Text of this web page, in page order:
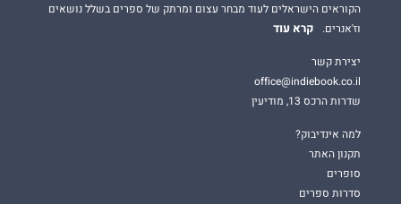
הקוראים הישראלים לעוד מבחר עצום ומרתק של ספרים בשלל נושאים
וז'אנרים.
קרא עוד
יצירת קשר
office@indiebook.co.il
שדרות הרכס 13, מודיעין
למה אינדיבוק?
תקנון האתר
סופרים
סדרות ספרים